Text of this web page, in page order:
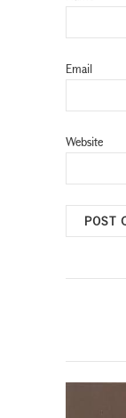
Email
Website